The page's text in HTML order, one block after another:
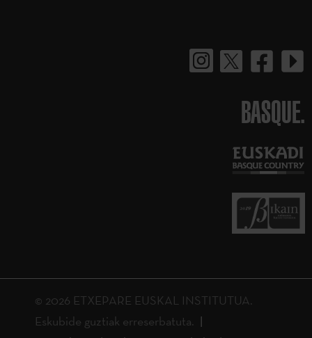
BASQUE.
© 2026 ETXEPARE EUSKAL INSTITUTUA.
Eskubide guztiak erreserbatuta.